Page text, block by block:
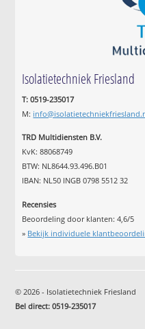
Isolatietechniek Friesland
T: 0519-235017
M:
TRD Multidiensten B.V.
KvK: 88068749
BTW: NL8644.93.496.B01
IBAN: NL50 INGB 0798 5512 32
Recensies
Beoordeling door klanten:4,6/5
» Bekijk individuele
© 2026 - Isolatietechniek Friesland
Bel direct: 0519-235017